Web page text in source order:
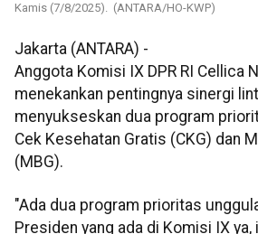
Kamis (7/8/2025). (ANTARA/HO-KWP)
Jakarta (ANTARA) -
Anggota Komisi IX DPR RI Cellica
menekankan pentingnya sinergi
menyukseskan dua program
Cek Kesehatan Gratis (CKG) dan
(MBG).
"Ada dua program prioritas
Presiden yang ada di Komisi IX ya,